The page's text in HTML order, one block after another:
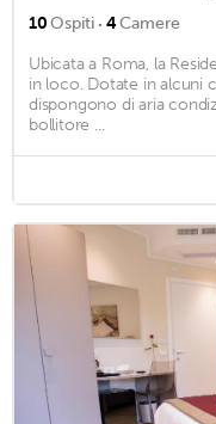
10Ospiti · 4Camere
Ubicata a Roma, la
in loco. Dotate in alcuni
dispongono di aria
bollitore ...